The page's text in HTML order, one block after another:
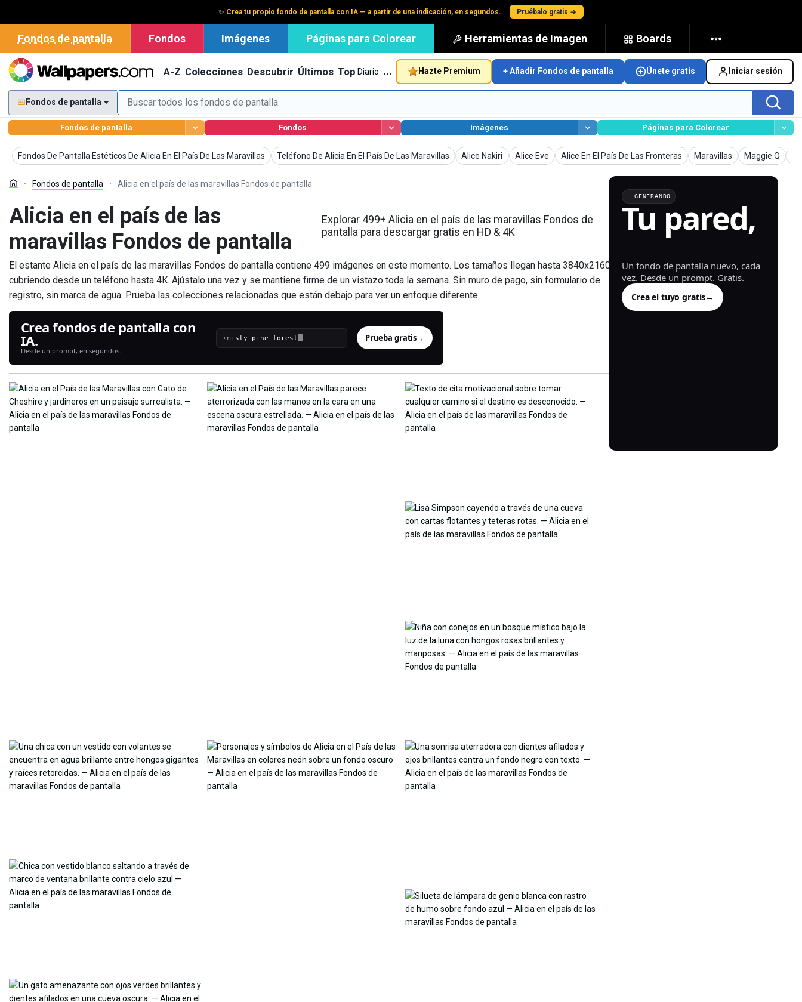
✨ Crea tu propio fondo de pantalla con IA — a partir de una indicación, en segundos. Pruébalo gratis →
Fondos de pantalla Fondos Imágenes Páginas para Colorear Herramientas de Imagen Boards
A-Z Colecciones Descubrir Últimos Top Diario … Hazte Premium + Añadir Fondos de pantalla Únete gratis Iniciar sesión
Fondos de pantalla
Fondos de pantalla Fondos Imágenes Páginas para Colorear
Fondos De Pantalla Estéticos De Alicia En El País De Las Maravillas
Fondos de pantalla Teléfono De Alicia En El País De Las Maravillas
Fondos de pantalla Alice Nakiri
Fondos de pantallaAlice Eve
Fondos de pantallaAlice En El País De Las Fronteras
Fondos de pantalla Maravillas
Fondos de pantalla
Maggie Q
Fondos de
Fondos de pantalla Alicia en el país de las maravillas Fondos de pantalla
Alicia en el país de las
maravillas Fondos de pantalla
Explorar 499+ Alicia en el país de las maravillas Fondos de
pantalla para descargar gratis en HD & 4K
El estante Alicia en el país de las maravillas Fondos de pantalla contiene 499 imágenes en este momento. Los tamaños llegan hasta 3840x2160,
cubriendo desde un teléfono hasta 4K. Ajústalo una vez y se mantiene firme de un vistazo toda la semana. Sin muro de pago, sin formulario de
registro, sin marca de agua. Prueba las colecciones relacionadas que están debajo para ver un enfoque diferente.
Crea fondos de pantalla con
IA.
Desde un prompt, en segundos.
› Prueba gratis→
GENERANDO
Tu pared,
generada.
Un fondo de pantalla nuevo, cada
vez. Desde un prompt. Gratis.
Crea el tuyo gratis→